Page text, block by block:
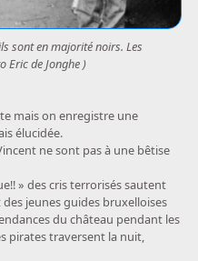
sont en majorité noirs. Les
Eric de Jonghe )
mais on enregistre une
élucidée.
ne sont pas à une bêtise
» des cris terrorisés sautent
jeunes guides bruxelloises
du château pendant les
pirates traversent la nuit,